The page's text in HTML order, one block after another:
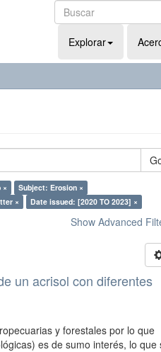
Explorar
×
Subject: Erosion ×
× Date issued: [2020 TO 2023] ×
Show Advanced
un acrisol con diferentes
y forestales por lo que
es de sumo interés, lo que